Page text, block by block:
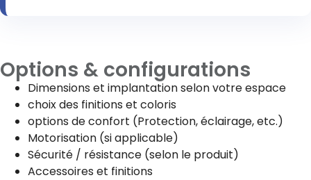
Options & configurations
Dimensions et implantation selon votre espace
choix des finitions et coloris
options de confort (Protection, éclairage, etc.)
Motorisation (si applicable)
Sécurité / résistance (selon le produit)
Accessoires et finitions